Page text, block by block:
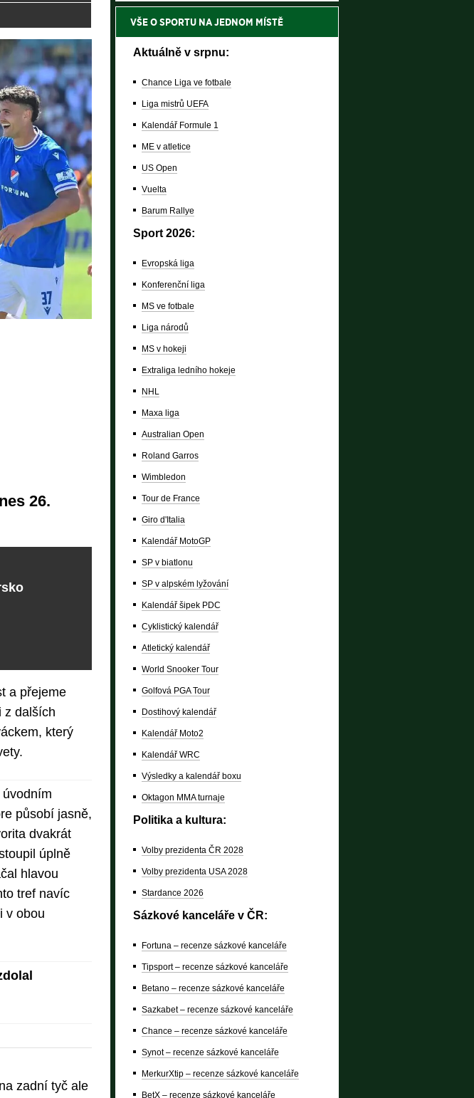
26.
a přejeme
z dalších
který
působí jasně,
dvakrát
úplně
hlavou
tref navíc
v obou
zadní tyč ale
VŠE O SPORTU NA JEDNOM MÍSTĚ
Aktuálně v srpnu:
Chance Liga ve fotbale
Liga mistrů UEFA
Kalendář Formule 1
ME v atletice
US Open
Vuelta
Barum Rallye
Sport 2026:
Evropská liga
Konferenční liga
MS ve fotbale
Liga národů
MS v hokeji
Extraliga ledního hokeje
NHL
Maxa liga
Australian Open
Roland Garros
Wimbledon
Tour de France
Giro d'Italia
Kalendář MotoGP
SP v biatlonu
SP v alpském lyžování
Kalendář šipek PDC
Cyklistický kalendář
Atletický kalendář
World Snooker Tour
Golfová PGA Tour
Dostihový kalendář
Kalendář Moto2
Kalendář WRC
Výsledky a kalendář boxu
Oktagon MMA turnaje
Politika a kultura:
Volby prezidenta ČR 2028
Volby prezidenta USA 2028
Stardance 2026
Sázkové kanceláře v ČR:
Fortuna – recenze sázkové kanceláře
Tipsport – recenze sázkové kanceláře
Betano – recenze sázkové kanceláře
Sazkabet – recenze sázkové kanceláře
Chance – recenze sázkové kanceláře
Synot – recenze sázkové kanceláře
MerkurXtip – recenze sázkové kanceláře
BetX – recenze sázkové kanceláře